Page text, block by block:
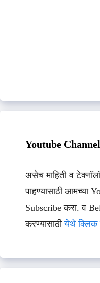
Youtube Channel
असेच माहिती व
पाहण्यासाठी आमच्या
Subscribe करा. व
करण्यासाठीयेथे क्लिक